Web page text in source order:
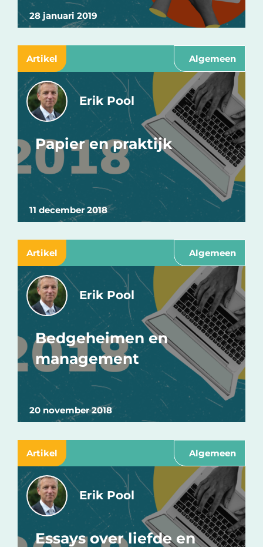
28 januari 2019
Artikel Algemeen
11 december 2018
Erik Pool
Papier en praktijk
Artikel Algemeen
20 november 2018
Erik Pool
Bedgeheimen en
management
Artikel Algemeen
Erik Pool
Essays over liefde en